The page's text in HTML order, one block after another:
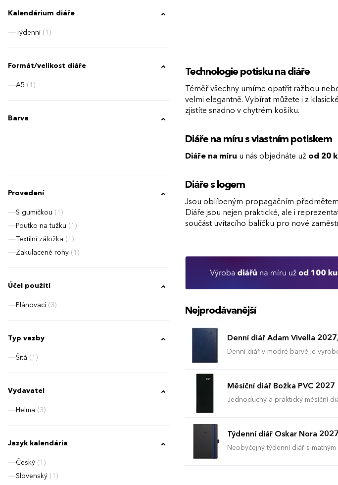
Kalendárium diáře
Týdenní(1)
Formát/velikost diáře
A5 (1)
Barva
Provedení
S gumičkou (1)
Poutko na tužku (1)
Textilní záložka (1)
Zakulacené rohy (1)
Účel použití
Plánovací(3)
Typ vazby
Šitá (1)
Vydavatel
Helma (3)
Jazyk kalendária
Český (1)
Slovenský (1)
Technologie potisku na diáře
Téměř všechny umíme opatřit ražbou
velmi elegantně. Vybírat můžete i z
zjistíte snadno v chytrém košíku.
Diáře na míru s vlastním potiskem
Diáře na míru u nás objednáte už od 20
Diáře s logem
Jsou oblíbeným propagačním
Diáře jsou nejen praktické, ale i
součást uvítacího balíčku pro nové
Nejprodávanější
Denní diář Adam Vivella
Denní diář v modré barvě je
Měsíční diář Božka PVC 2027
Jednoduchý a praktický měsíční
Týdenní diář Oskar Nora
Neobyčejný týdenní diář s